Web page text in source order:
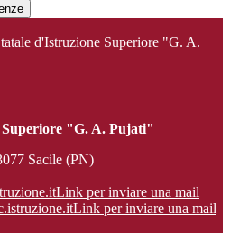
d'Istruzione Superiore "G. A.
"G. A. Pujati"
Sacile (PN)
Link per inviare una mail
Link per inviare una mail